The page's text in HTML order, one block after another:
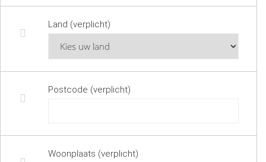
Land (verplicht)
Postcode (verplicht)
Woonplaats (verplicht)